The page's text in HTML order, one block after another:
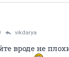
vikdarya
вроде не